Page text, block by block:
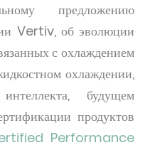
предложению
Vertiv, об эволюции
с охлаждением
охлаждении,
будущем
продуктов
Performance